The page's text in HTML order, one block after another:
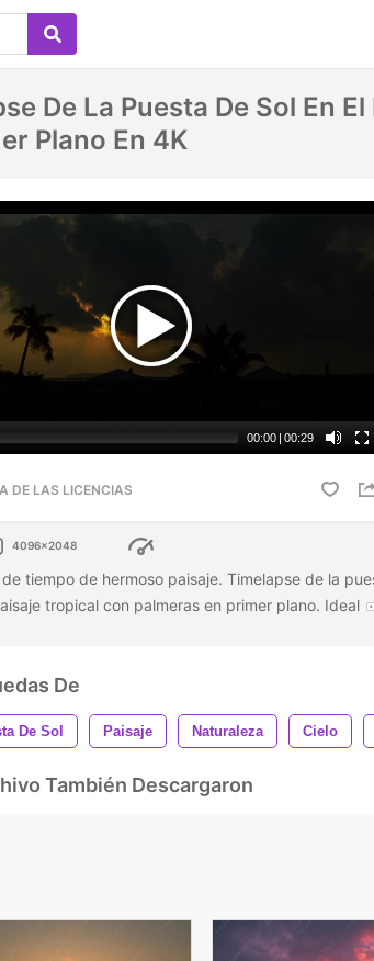
De La Puesta De Sol En
Plano En 4K
00:00 | 00:29
DE LAS LICENCIAS
4096x2048
tiempo de hermoso paisaje. Timelapse de la
tropical con palmeras en primer plano. Ideal
De
De Sol Paisaje Naturaleza Cielo
También Descargaron